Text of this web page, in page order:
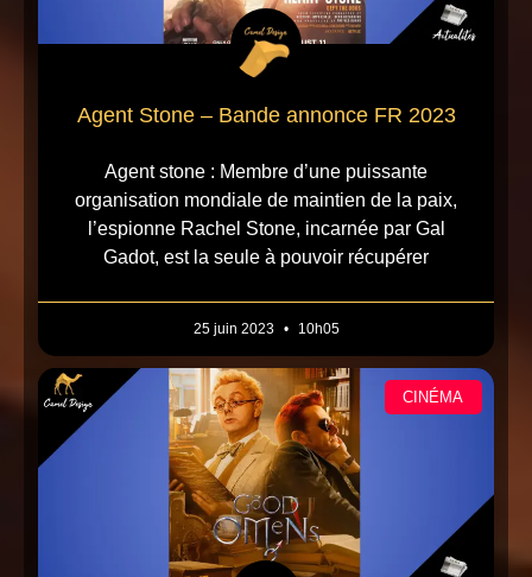
Agent Stone – Bande annonce FR 2023
Agent stone : Membre d’une puissante
organisation mondiale de maintien de la paix,
l’espionne Rachel Stone, incarnée par Gal
Gadot, est la seule à pouvoir récupérer
25 juin 2023 10h05
CINÉMA